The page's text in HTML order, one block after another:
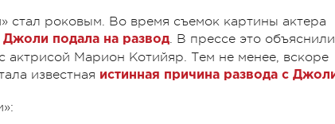
роковым. Во время съемок картины актера
подала на развод. В прессе это объяснили
актрисой Марион Котийяр. Тем не менее, вскоре
известная истинная причина развода с